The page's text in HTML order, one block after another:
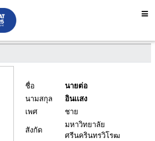
ชื่อ
นายต่อ
นามสกุล
อินเเสง
เพศ
ชาย
สังกัด
มหาวิทยาลัย
ศรีนครินทรวิโรฒ